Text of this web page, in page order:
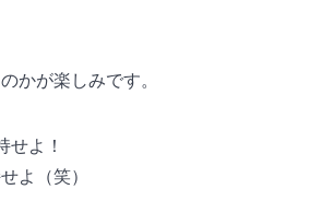
かが楽しみです。
せよ！
よ（笑）